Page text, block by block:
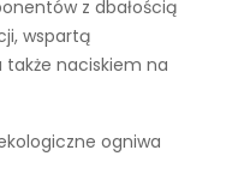
z dbałością
wspartą
naciskiem na
ogniwa